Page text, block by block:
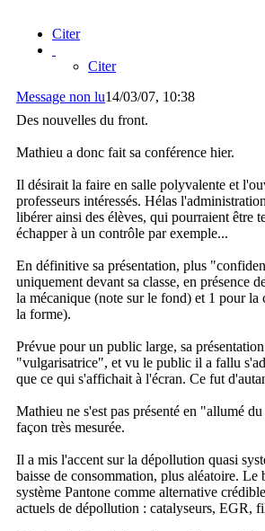
Citer
Citer
Message non lu14/03/07, 10:38
Des nouvelles du front.
Mathieu a donc fait sa conférence hier.
Il désirait la faire en salle polyvalente et
professeurs intéressés. Hélas
libérer ainsi des élèves, qui pourraient être
échapper à un contrôle par exemple...
En définitive sa présentation, plus
uniquement devant sa classe, en présence
la mécanique (note sur le fond) et 1 pour
la forme).
Prévue pour un public large, sa
"vulgarisatrice", et vu le public il a fallu
que ce qui s'affichait à l'écran. Ce fut
Mathieu ne s'est pas présenté en "allumé
façon très mesurée.
Il a mis l'accent sur la dépollution quasi
baisse de consommation, plus aléatoire. Le
système Pantone comme alternative
actuels de dépollution : catalyseurs, EGR,